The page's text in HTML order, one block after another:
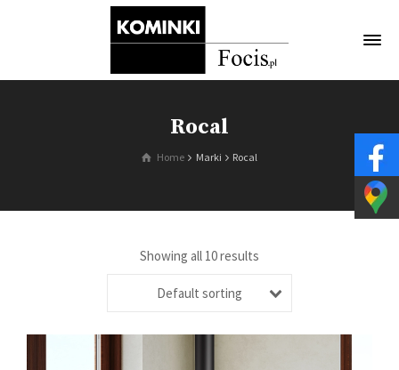
Rocal
Home Marki Rocal
Showing all 10 results
Default sorting